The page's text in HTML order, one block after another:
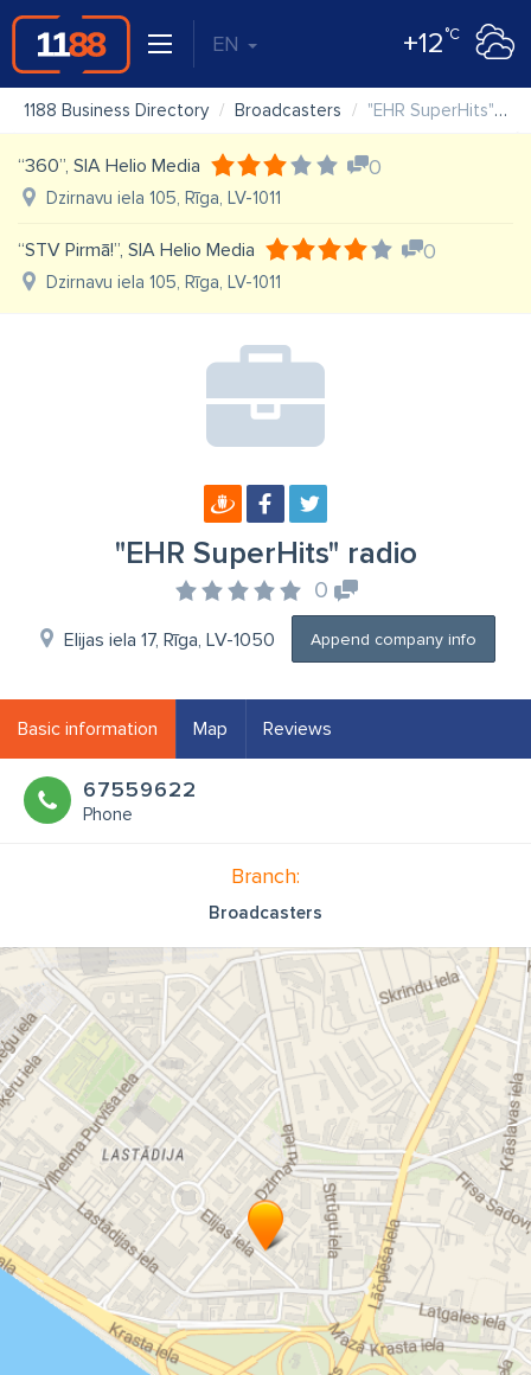
EN +12°C
1188 Business Directory Broadcasters "EHR SuperHits" radio
“360”, SIA Helio Media 0
Dzirnavu iela 105, Rīga, LV-1011
“STV Pirmā!”, SIA Helio Media 0
Dzirnavu iela 105, Rīga, LV-1011
"EHR SuperHits" radio
0
Elijas iela 17, Rīga, LV-1050 Append company info
Basic information Map Reviews
67559622
Phone
Branch:
Broadcasters